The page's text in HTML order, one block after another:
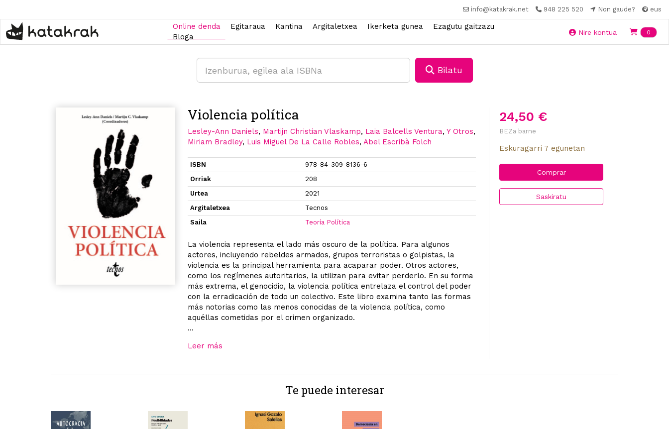
main
content
info@katakrak.net 948 225 520 Non gaude? eus
Online denda Egitaraua Kantina Argitaletxea Ikerketa gunea
Ezagutu gaitzazu
Bloga
Nire kontua 0
Bilatu
24,50 €
BEZa barne
Eskuragarri 7 egunetan
Comprar
Saskiratu
Violencia política
Lesley-Ann Daniels, Martijn Christian Vlaskamp, Laia Balcells Ventura,Y Otros,
Miriam Bradley, Luis Miguel De La Calle Robles,Abel Escribà Folch
ISBN
978-84-309-8136-6
Orriak
208
Urtea
2021
Argitaletxea
Tecnos
Saila
Teoría Política
La violencia representa el lado más oscuro de la política. Para algunos
actores, incluyendo rebeldes armados, grupos terroristas o golpistas, la
violencia es la principal herramienta para acaparar poder. Otros actores,
como los regímenes autoritarios, la utilizan para evitar perderlo. En su forma
más extrema, el genocidio, la violencia política entrelaza el control del poder
con la erradicación de todo un colectivo. Este libro examina tanto las formas
más notorias como las menos conocidas de la violencia política, como
aquéllas cometidas por el crimen organizado.
...
Leer más
Te puede interesar